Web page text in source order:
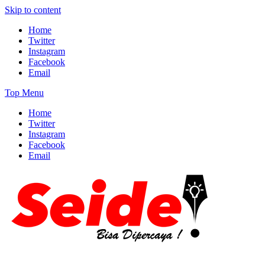
Skip to content
Home
Twitter
Instagram
Facebook
Email
Top Menu
Home
Twitter
Instagram
Facebook
Email